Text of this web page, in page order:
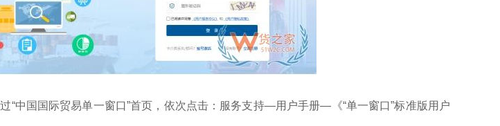
“中国国际贸易单一窗口”首页，依次点击：服务支持—用户手册—《“单一窗口”标准版用户